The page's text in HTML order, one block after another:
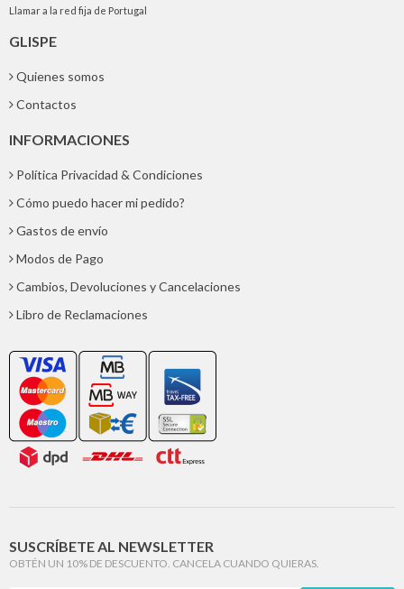
Llamar a la red fija de Portugal
GLISPE
Quienes somos
Contactos
INFORMACIONES
Política Privacidad & Condiciones
Cómo puedo hacer mi pedido?
Gastos de envío
Modos de Pago
Cambios, Devoluciones y Cancelaciones
Libro de Reclamaciones
SUSCRÍBETE AL NEWSLETTER
OBTÉN UN 10% DE DESCUENTO. CANCELA CUANDO QUIERAS.